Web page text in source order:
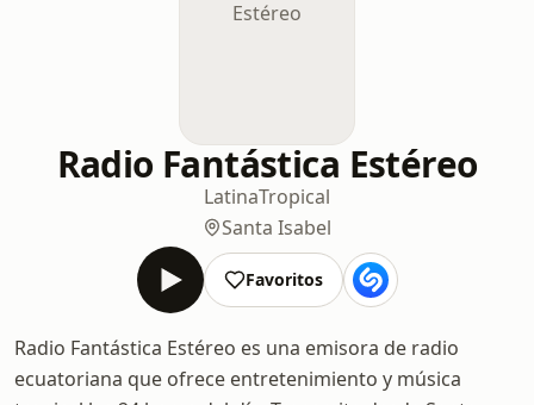
Radio Fantástica Estéreo
LatinaTropical
Santa Isabel
Favoritos
Radio Fantástica Estéreo es una emisora de radio
ecuatoriana que ofrece entretenimiento y música